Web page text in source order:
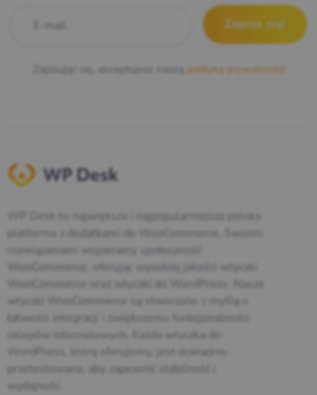
E-mail*
Zapisując się, akceptujesz naszą politykę prywatności
WP Desk to największa i najpopularniejsza polska
platforma z dodatkami do WooCommerce. Swoimi
rozwiązaniami wspieramy społeczność
WooCommerce, oferując wysokiej jakości wtyczki
WooCommerce oraz wtyczki do WordPress. Nasze
wtyczki WooCommerce są stworzone z myślą o
łatwości integracji i zwiększeniu funkcjonalności
sklepów internetowych. Każda wtyczka do
WordPress, którą oferujemy, jest dokładnie
przetestowana, aby zapewnić stabilność i
wydajność.